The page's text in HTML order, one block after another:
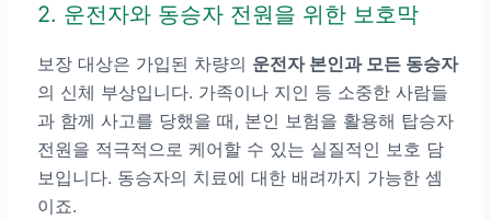
2. 운전자와 동승자 전원을 위한 보호막
보장 대상은 가입된 차량의 운전자 본인과 모든 동승자
의 신체 부상입니다. 가족이나 지인 등 소중한 사람들
과 함께 사고를 당했을 때, 본인 보험을 활용해 탑승자
전원을 적극적으로 케어할 수 있는 실질적인 보호 담
보입니다. 동승자의 치료에 대한 배려까지 가능한 셈
이죠.